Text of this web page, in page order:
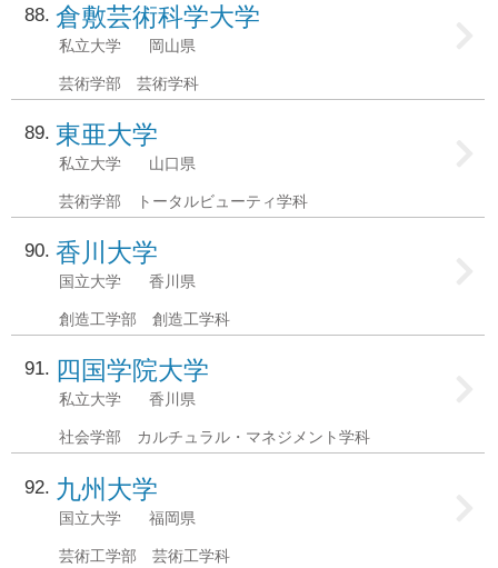
88 倉敷芸術科学大学
私立大学 岡山県
芸術学部 芸術学科
89 東亜大学
私立大学 山口県
芸術学部 トータルビューティ学科
90 香川大学
国立大学 香川県
創造工学部 創造工学科
91 四国学院大学
私立大学 香川県
社会学部 カルチュラル・マネジメント学科
92 九州大学
国立大学 福岡県
芸術工学部 芸術工学科